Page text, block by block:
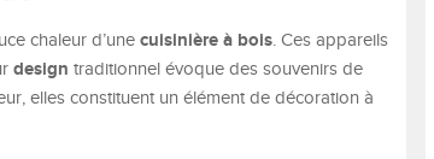
chaleur d’une cuisinière à bois. Ces appareils
design traditionnel évoque des souvenirs de
elles constituent un élément de décoration à